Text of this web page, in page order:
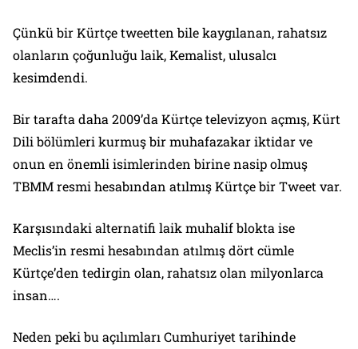
Çünkü bir Kürtçe tweetten bile kaygılanan, rahatsız
olanların çoğunluğu laik, Kemalist, ulusalcı
kesimdendi.
Bir tarafta daha 2009’da Kürtçe televizyon açmış, Kürt
Dili bölümleri kurmuş bir muhafazakar iktidar ve
onun en önemli isimlerinden birine nasip olmuş
TBMM resmi hesabından atılmış Kürtçe bir Tweet var.
Karşısındaki alternatifi laik muhalif blokta ise
Meclis’in resmi hesabından atılmış dört cümle
Kürtçe’den tedirgin olan, rahatsız olan milyonlarca
insan….
Neden peki bu açılımları Cumhuriyet tarihinde